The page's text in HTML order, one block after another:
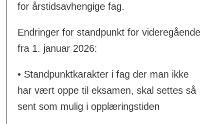
for årstidsavhengige fag.
Endringer for standpunkt for videregående
fra 1. januar 2026:
• Standpunktkarakter i fag der man ikke
har vært oppe til eksamen, skal settes så
sent som mulig i opplæringstiden